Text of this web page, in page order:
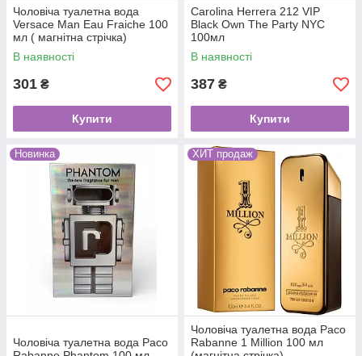
Чоловіча туалетна вода
Versace Man Eau Fraiche 100
мл ( магнітна стрічка)
В наявності
301 ₴
Купити
Carolina Herrera 212 VIP
Black Own The Party NYC
100мл
В наявності
387 ₴
Купити
Новинка
Чоловіча туалетна вода Paco
ХИТ продаж
Чоловіча туалетна вода Paco
Rabanne 1 Million 100 мл